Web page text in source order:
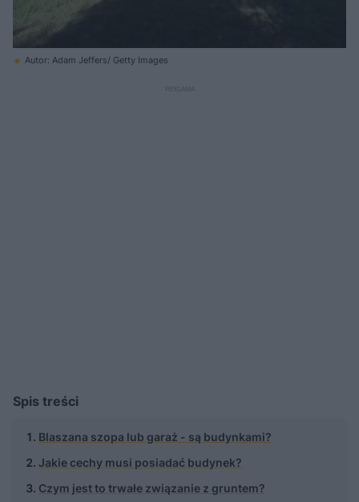
Autor: Adam Jeffers/ Getty Images
Spis treści
Blaszana szopa lub garaż - są budynkami?
Jakie cechy musi posiadać budynek?
Czym jest to trwałe związanie z gruntem?